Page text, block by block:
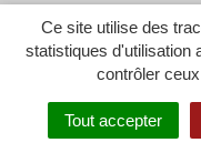
Ce site utilise des
statistiques d'utilisation
contrôler
Tout accepter